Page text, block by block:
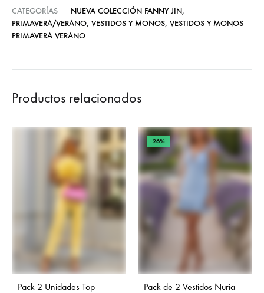
CATEGORÍAS NUEVA COLECCIÓN FANNY JIN,
PRIMAVERA/VERANO, VESTIDOS Y MONOS, VESTIDOS Y MONOS
PRIMAVERA VERANO
Productos relacionados
Pack 2 Unidades Top
26%
Pack de 2 Vestidos Nuria